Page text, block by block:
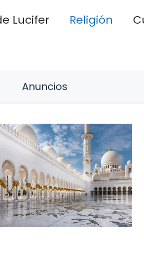
Lucifer Religión
Anuncios